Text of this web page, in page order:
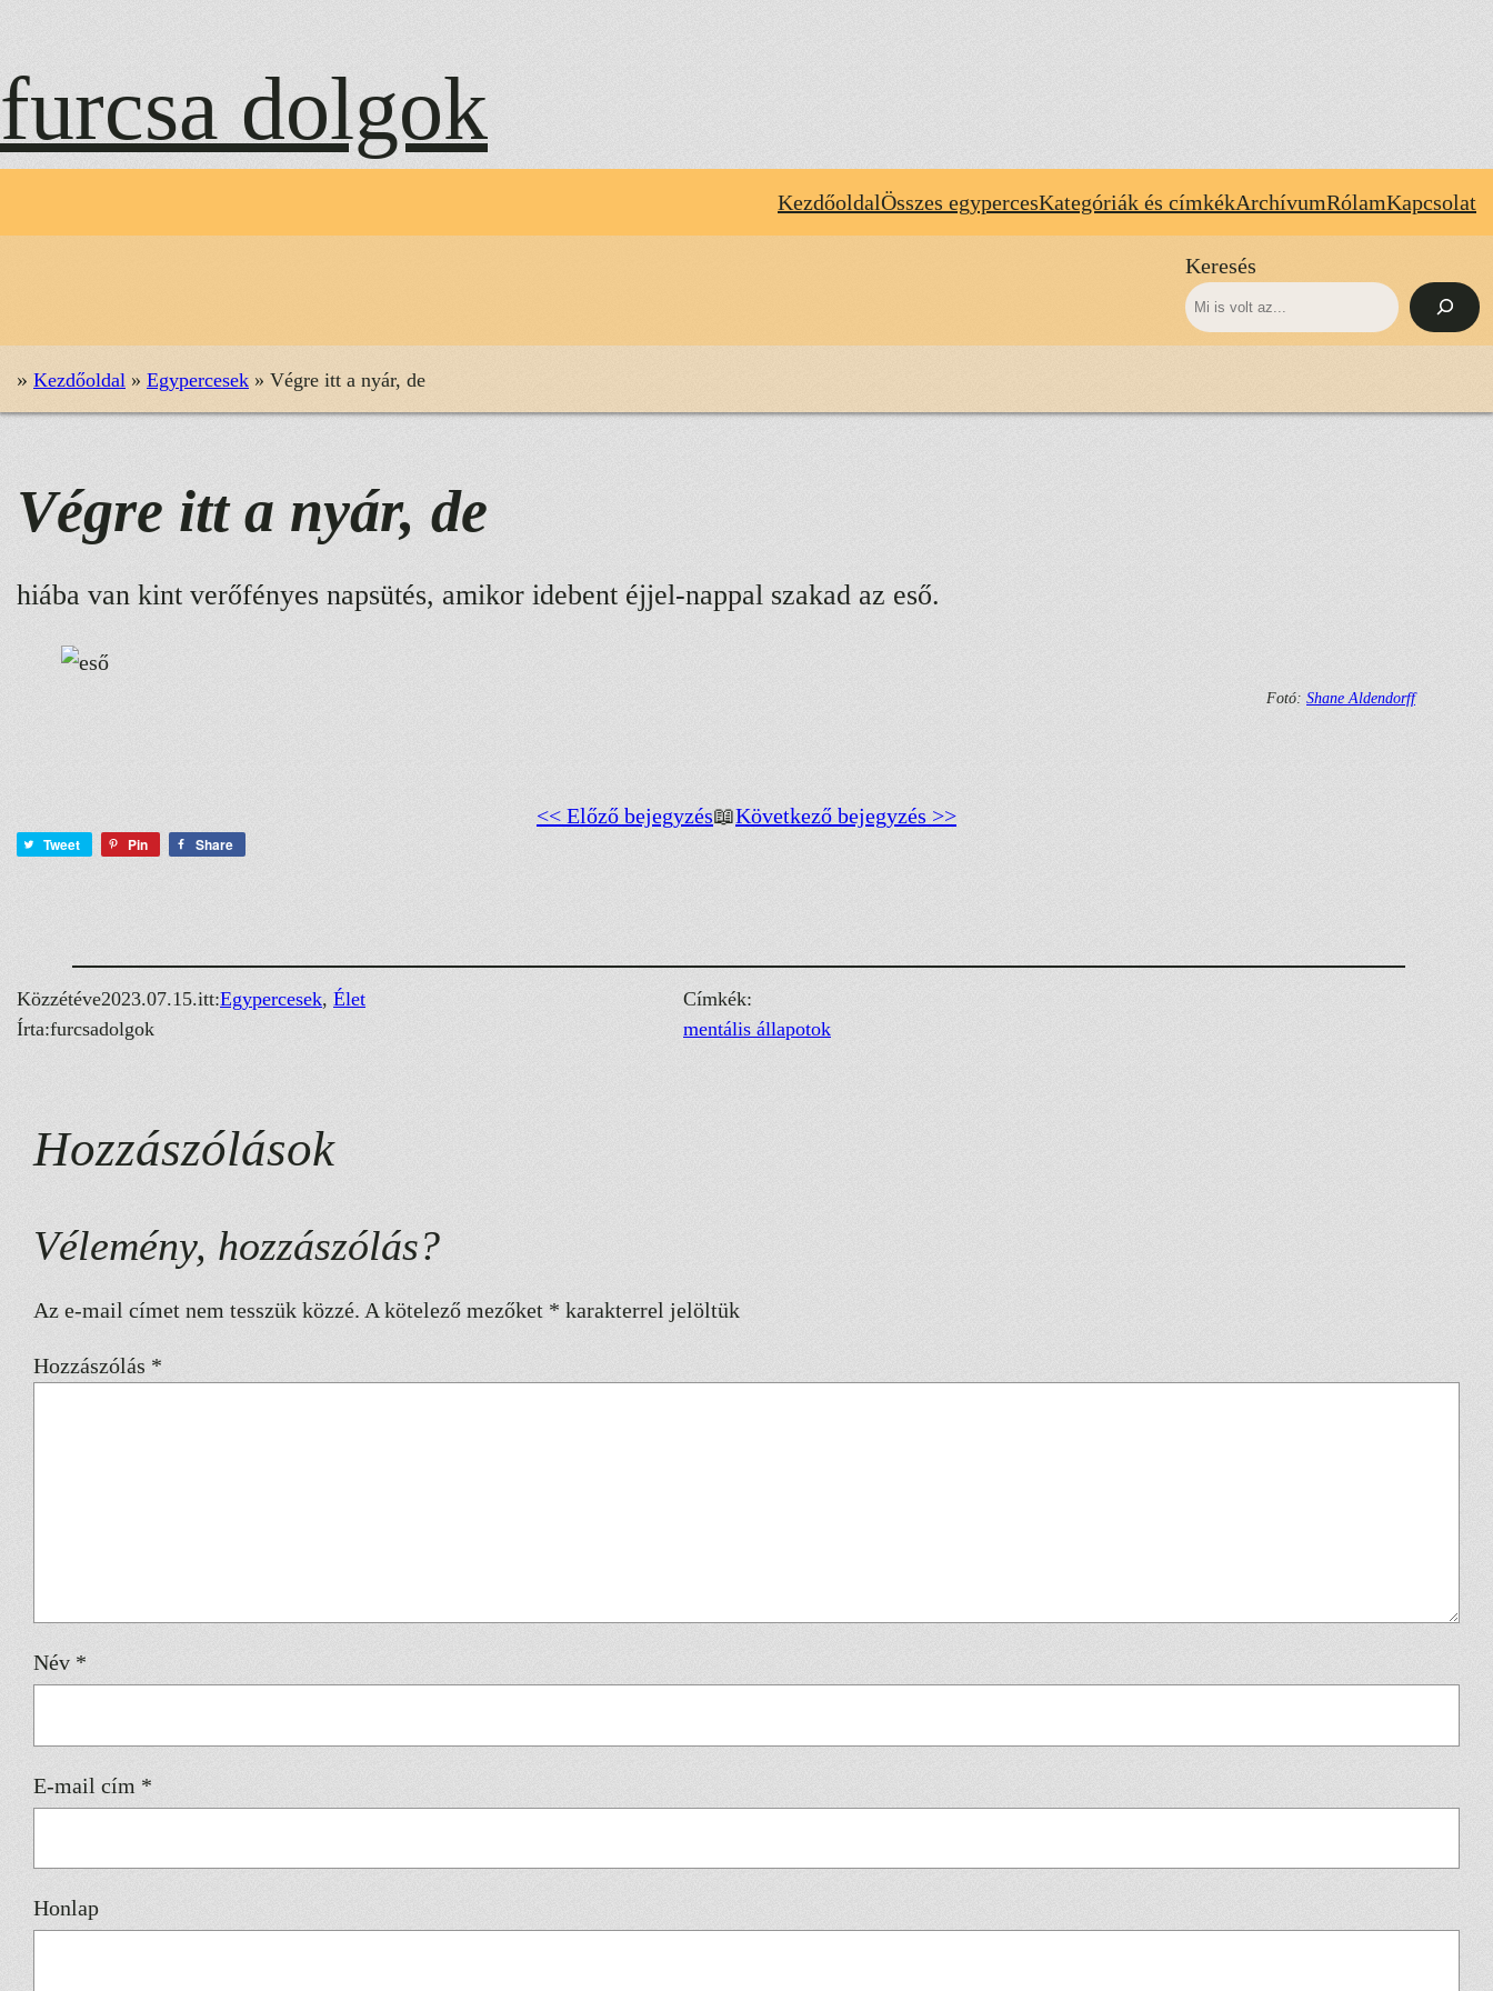
tartalomhoz
furcsa dolgok
KezdőoldalÖsszes egypercesKategóriák és címkékArchívumRólamKapcsolat
Keresés
» Kezdőoldal » Egypercesek » Végre itt a nyár, de
Végre itt a nyár, de
hiába van kint verőfényes napsütés, amikor idebent éjjel-nappal szakad az eső.
Fotó: Shane Aldendorff
<< Előző bejegyzés📖Következő bejegyzés >>
Tweet Pin Share
Közzétéve2023.07.15.itt:Egypercesek, Élet
Írta:furcsadolgok
Címkék:
mentális állapotok
Hozzászólások
Vélemény, hozzászólás?
Az e-mail címet nem tesszük közzé. A kötelező mezőket * karakterrel jelöltük
Hozzászólás *
Név *
E-mail cím *
Honlap